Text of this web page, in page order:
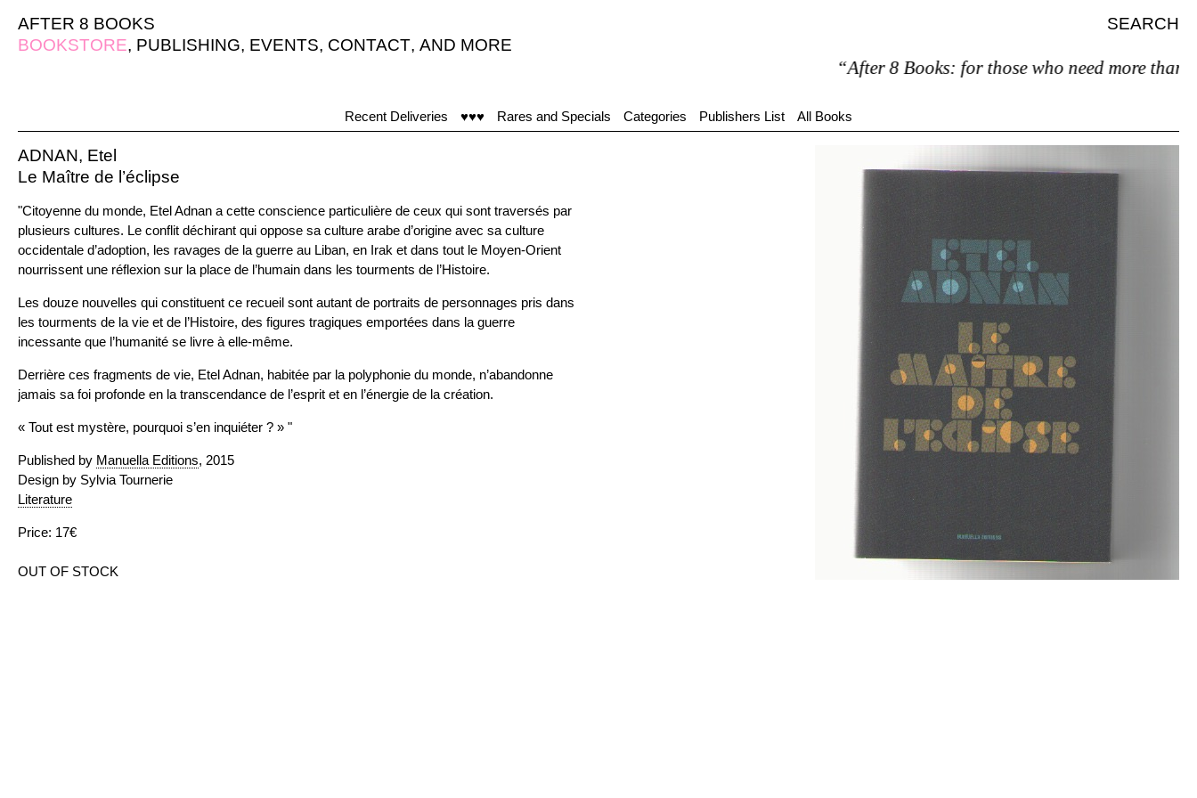
AFTER 8 BOOKS
SEARCH
BOOKSTORE, PUBLISHING, EVENTS, CONTACT, AND MORE
“After 8 Books: for those who need more than 7.”
Recent Deliveries ♥♥♥ Rares and Specials Categories Publishers List All Books
ADNAN, Etel
Le Maître de l’éclipse
"Citoyenne du monde, Etel Adnan a cette conscience particulière de ceux qui sont traversés par
plusieurs cultures. Le conflit déchirant qui oppose sa culture arabe d’origine avec sa culture
occidentale d’adoption, les ravages de la guerre au Liban, en Irak et dans tout le Moyen-Orient
nourrissent une réflexion sur la place de l’humain dans les tourments de l’Histoire.
Les douze nouvelles qui constituent ce recueil sont autant de portraits de personnages pris dans
les tourments de la vie et de l’Histoire, des figures tragiques emportées dans la guerre
incessante que l’humanité se livre à elle-même.
Derrière ces fragments de vie, Etel Adnan, habitée par la polyphonie du monde, n’abandonne
jamais sa foi profonde en la transcendance de l’esprit et en l’énergie de la création.
« Tout est mystère, pourquoi s’en inquiéter ? » "
Published by Manuella Editions, 2015
Design by Sylvia Tournerie
Literature
Price: 17€
OUT OF STOCK